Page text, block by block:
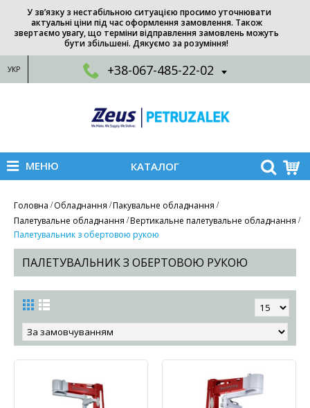
У зв’язку з нестабільною ситуацією просимо уточнювати
актуальні ціни під час оформлення замовлення. Також
звертаємо увагу, що терміни відправлення замовлень можуть
бути збільшені. Дякуємо за розуміння!
УКР +38-067-485-22-02
МЕНЮ КАТАЛОГ
Головна Обладнання Пакувальне обладнання
Палетувальне обладнання Вертикальне палетувальне обладнання
Палетувальник з обертовою рукою
ПАЛЕТУВАЛЬНИК З ОБЕРТОВОЮ РУКОЮ